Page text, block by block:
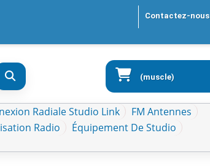
Contactez-nous
(muscle)
Radiale Studio Link
FM Antennes
Radio
Équipement De Studio